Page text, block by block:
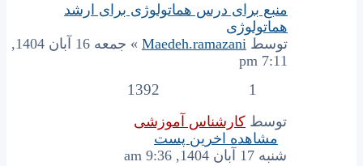
منبع برای درس هماتولوژی برای ارشد
هماتولوژی
توسط Maedeh.ramazani
» جمعه 16 آبان 1404,
7:11 pm
1
1392
توسط کارشناس آموزشی
مشاهده اخرین پست
شنبه 17 آبان 1404, 9:36 am